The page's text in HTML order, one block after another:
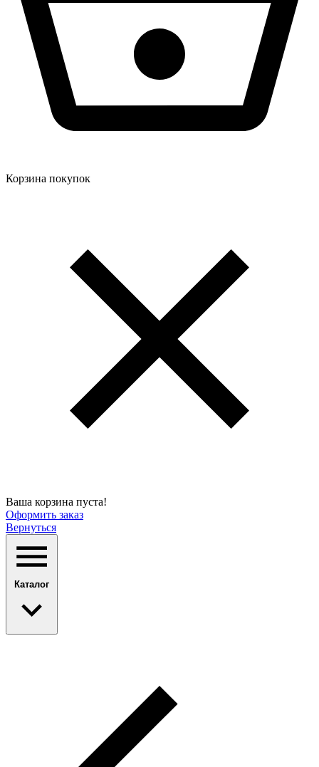
Корзина покупок
Ваша корзина пуста!
Оформить заказ
Вернуться
Каталог